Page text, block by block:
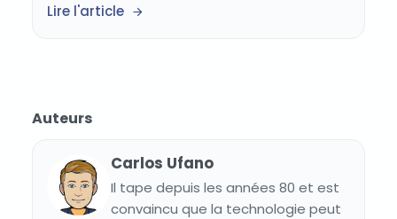
Lire l'article
Auteurs
Carlos Ufano
Il tape depuis les années 80 et est
convaincu que la technologie peut